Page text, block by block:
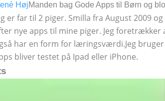
HøjManden bag Gode Apps til Børn og
er far til 2 piger. Smilla fra August 2009
nye apps til mine piger. Jeg
har en form for læringsværdi.Jeg
bliver testet på Ipad eller iPhone.